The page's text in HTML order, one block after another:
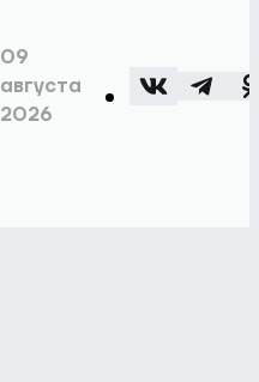
09
августа
2026